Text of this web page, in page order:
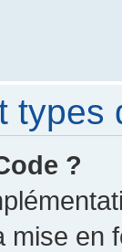
types
?
en